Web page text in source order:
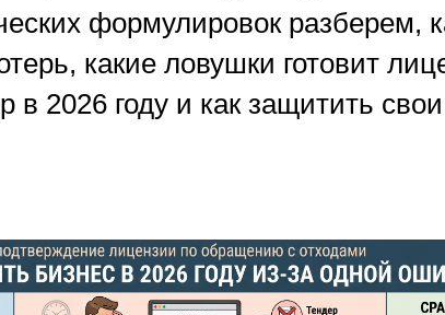
формулировок разберем,
какие ловушки готовит
в 2026 году и как защитить